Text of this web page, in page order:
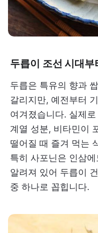
두릅이 조선 시대
두릅은 특유의 향과
갈리지만, 예전부터
여겨졌습니다. 실제
계열 성분, 비타민이
떨어질 때 즐겨 먹는
특히 사포닌은 인삼
알려져 있어 두릅이
중 하나로 꼽힙니다.